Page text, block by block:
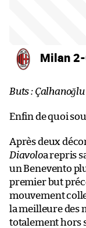
Milan
Buts : Çalhanoğlu
Enfin de quoi
Après deux
Diavoloa repris
un Benevento
premier but
mouvement
la meilleure des
totalement hors